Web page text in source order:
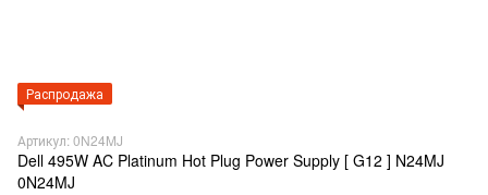
Распродажа
Артикул: 0N24MJ
Dell 495W AC Platinum Hot Plug Power Supply [ G12 ] N24MJ
0N24MJ